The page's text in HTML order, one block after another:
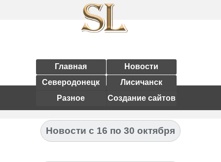
Главная
Новости
Северодонецк
Лисичанск
Разное
Создание сайтов
Новости с 16 по 30 октября